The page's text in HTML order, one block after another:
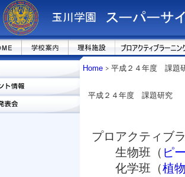
Home 平成２４年度 課題
平成２４年度 課題研究
プロアクティブ
生物班（ ピ
化学班（植